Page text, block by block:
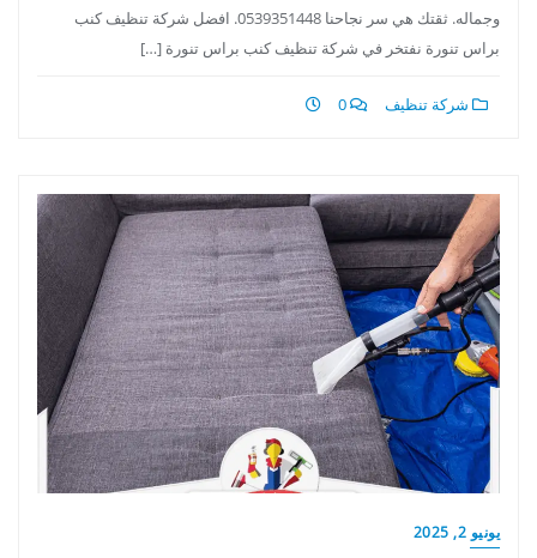
وجماله. ثقتك هي سر نجاحنا 0539351448. افضل شركة تنظيف كنب
براس تنورة نفتخر في شركة تنظيف كنب براس تنورة […]
شركة تنظيف
يونيو 2, 2025